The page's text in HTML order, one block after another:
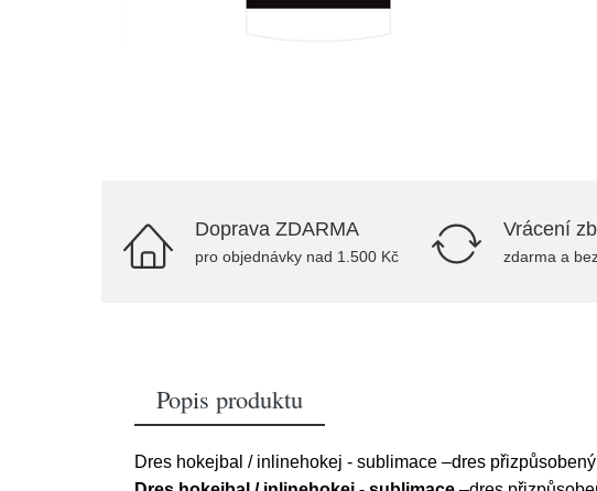
Doprava ZDARMA
pro objednávky nad 1.500 Kč
Vrácení
zdarma a
Popis produktu
Dres hokejbal / inlinehokej - sublimace –dres